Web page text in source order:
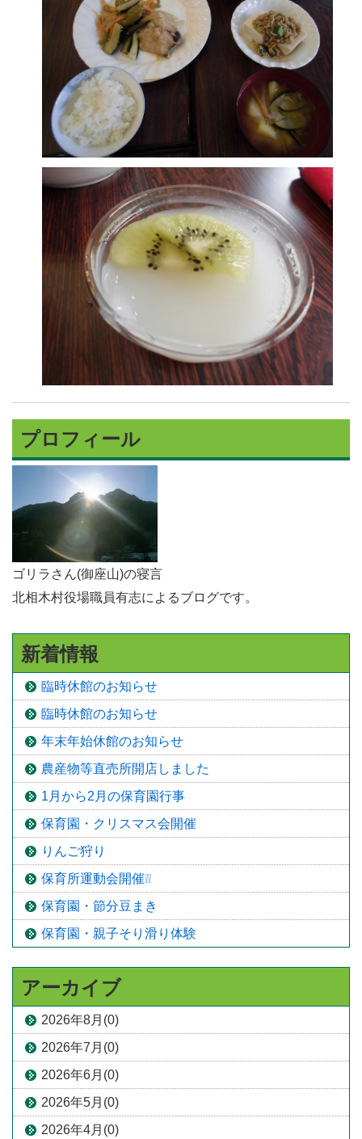
プロフィール
ゴリラさん(御座山)の寝言
北相木村役場職員有志によるブログです。
新着情報
臨時休館のお知らせ
臨時休館のお知らせ
年末年始休館のお知らせ
農産物等直売所開店しました
1月から2月の保育園行事
保育園・クリスマス会開催
りんご狩り
保育所運動会開催❕❕
保育園・節分豆まき
保育園・親子そり滑り体験
アーカイブ
2026年8月(0)
2026年7月(0)
2026年6月(0)
2026年5月(0)
2026年4月(0)